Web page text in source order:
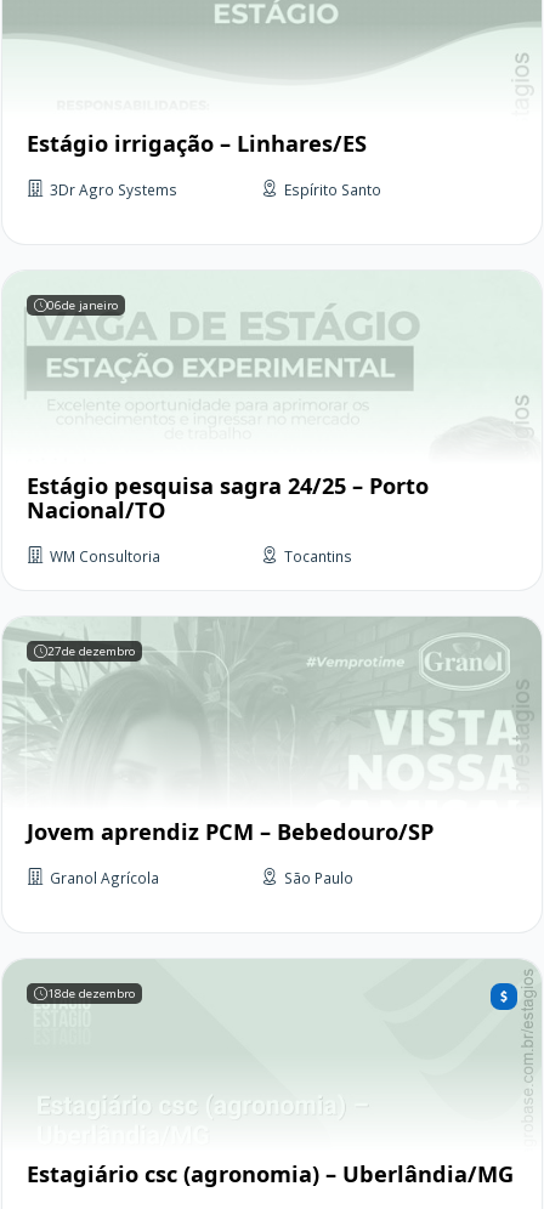
Estágio irrigação – Linhares/ES
3Dr Agro Systems Espírito Santo
06de janeiro
Estágio pesquisa sagra 24/25 – Porto
Nacional/TO
WM Consultoria Tocantins
27de dezembro
Jovem aprendiz PCM – Bebedouro/SP
Granol Agrícola São Paulo
18de dezembro
Estagiário csc (agronomia) – Uberlândia/MG